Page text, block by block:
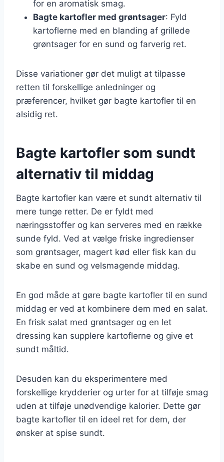
for en aromatisk smag.
Bagte kartofler med grøntsager: Fyld
kartoflerne med en blanding af grillede
grøntsager for en sund og farverig ret.
Disse variationer gør det muligt at tilpasse
retten til forskellige anledninger og
præferencer, hvilket gør bagte kartofler til en
alsidig ret.
Bagte kartofler som sundt
alternativ til middag
Bagte kartofler kan være et sundt alternativ til
mere tunge retter. De er fyldt med
næringsstoffer og kan serveres med en række
sunde fyld. Ved at vælge friske ingredienser
som grøntsager, magert kød eller fisk kan du
skabe en sund og velsmagende middag.
En god måde at gøre bagte kartofler til en sund
middag er ved at kombinere dem med en salat.
En frisk salat med grøntsager og en let
dressing kan supplere kartoflerne og give et
sundt måltid.
Desuden kan du eksperimentere med
forskellige krydderier og urter for at tilføje smag
uden at tilføje unødvendige kalorier. Dette gør
bagte kartofler til en ideel ret for dem, der
ønsker at spise sundt.